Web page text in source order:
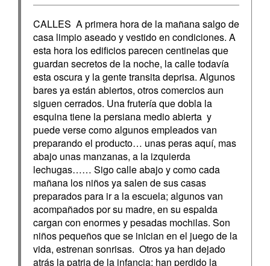
CALLES A primera hora de la mañana salgo de
casa limpio aseado y vestido en condiciones. A
esta hora los edificios parecen centinelas que
guardan secretos de la noche, la calle todavía
esta oscura y la gente transita deprisa. Algunos
bares ya están abiertos, otros comercios aun
siguen cerrados. Una frutería que dobla la
esquina tiene la persiana medio abierta y
puede verse como algunos empleados van
preparando el producto… unas peras aquí, mas
abajo unas manzanas, a la izquierda
lechugas…… Sigo calle abajo y como cada
mañana los niños ya salen de sus casas
preparados para ir a la escuela; algunos van
acompañados por su madre, en su espalda
cargan con enormes y pesadas mochilas. Son
niños pequeños que se inician en el juego de la
vida, estrenan sonrisas. Otros ya han dejado
atrás la patria de la infancia; han perdido la